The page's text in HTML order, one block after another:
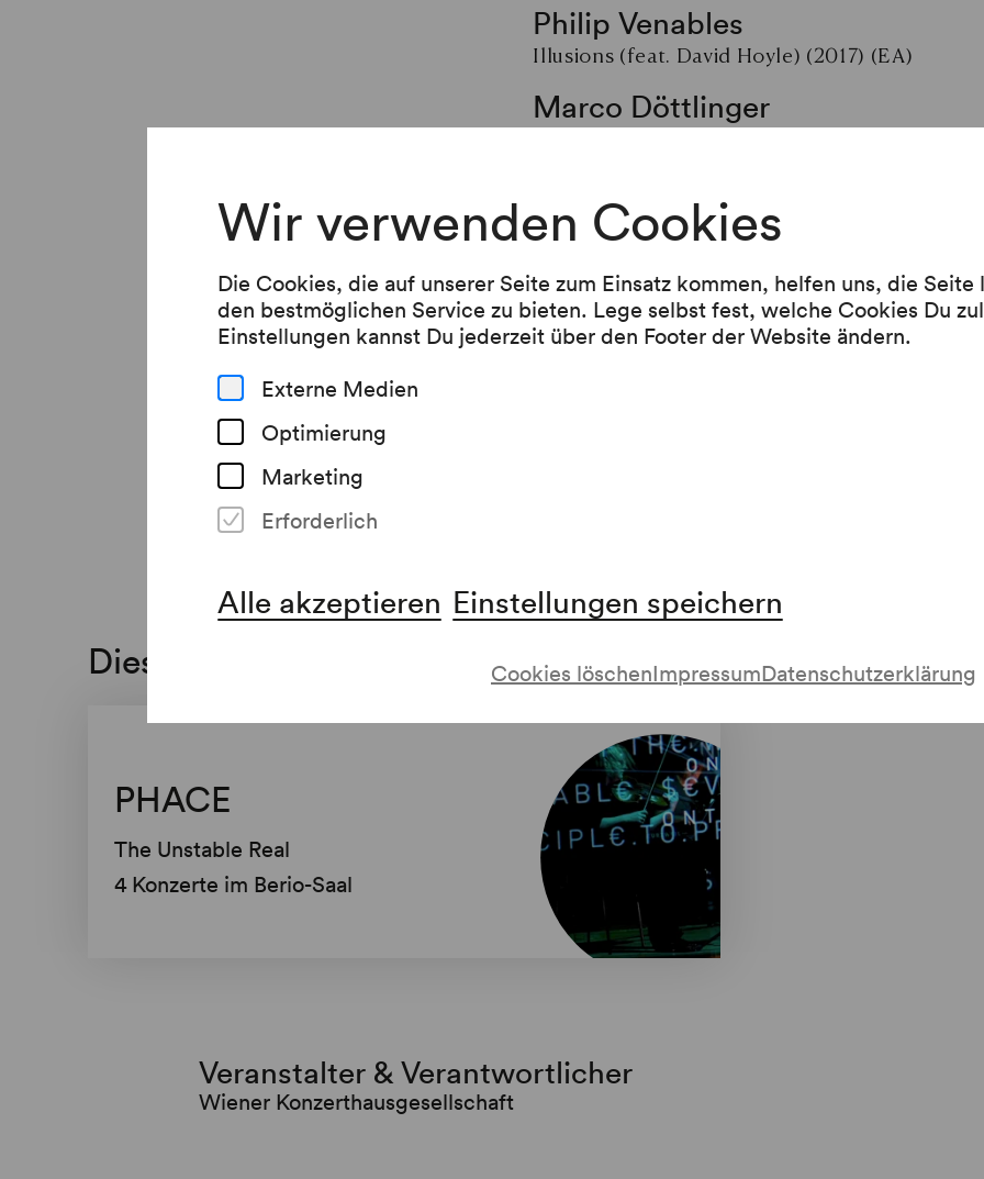
Wir verwenden Cookies
Die Cookies, die auf unserer Seite zum Einsatz kommen, helfen uns, die
den bestmöglichen Service zu bieten. Lege selbst fest, welche Cookies Du
Einstellungen kannst Du jederzeit über den Footer der Website ändern.
Externe Medien
Optimierung
Marketing
Erforderlich
Alle akzeptieren Einstellungen speichern
Cookies löschenImpressumDatenschutzerklärung
Philip Venables
Illusions (feat. David Hoyle) (2017) (EA)
Marco Döttlinger
Corie Rose Soumah
States of Intermeshing: xi. épilogue (2024)
Pause
Alexander Schubert
Diese Veranstaltung ist auch in folgenden Abos
PHACE
The Unstable Real
4 Konzerte im Berio-Saal
Veranstalter & Verantwortlicher
Wiener Konzerthausgesellschaft